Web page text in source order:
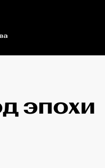
эпохи